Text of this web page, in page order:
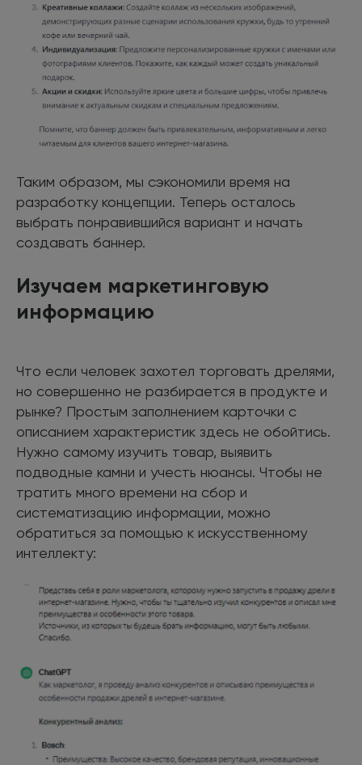
Таким образом, мы сэкономили время на
разработку концепции. Теперь осталось
выбрать понравившийся вариант и начать
создавать баннер.
Изучаем маркетинговую
информацию
Что если человек захотел торговать дрелями,
но совершенно не разбирается в продукте и
рынке? Простым заполнением карточки с
описанием характеристик здесь не обойтись.
Нужно самому изучить товар, выявить
подводные камни и учесть нюансы. Чтобы не
тратить много времени на сбор и
систематизацию информации, можно
обратиться за помощью к искусственному
интеллекту: